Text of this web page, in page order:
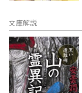
文庫解説